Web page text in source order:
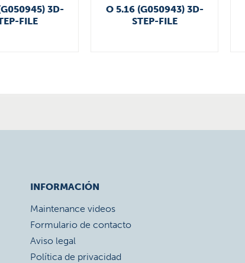
3D-
FILE
O 5.16 (G050943) 3D-
STEP-FILE
INFORMACIÓN
Maintenance videos
Formulario de contacto
Aviso legal
Política de privacidad